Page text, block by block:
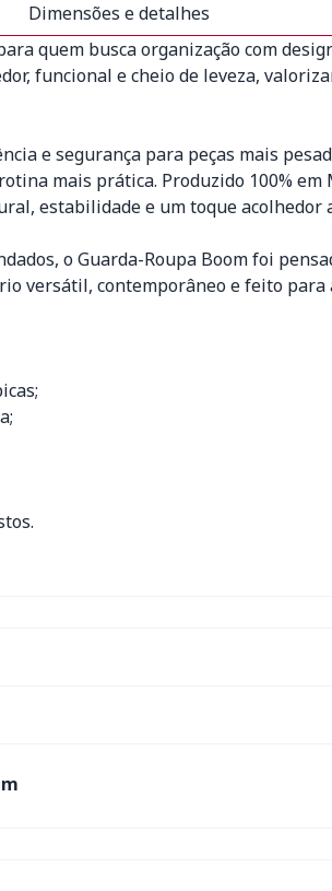
Dimensões e detalhes
quem busca organização com
funcional e cheio de leveza,
e segurança para peças mais
mais prática. Produzido 100%
estabilidade e um toque acolhedor
o Guarda-Roupa Boom foi
versátil, contemporâneo e feito para